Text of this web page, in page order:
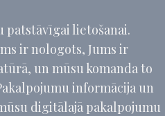
patstāvīgai lietošanai.
ir nologots, Jums ir
un mūsu komanda to
informācija un
digitālajā pakalpojumu